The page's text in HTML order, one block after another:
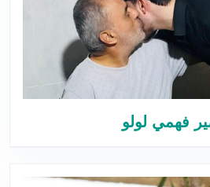
فهمي لولو